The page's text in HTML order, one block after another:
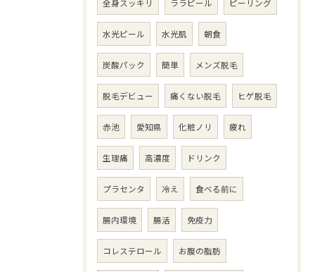
全身スッキリ ララピール ピーリング
水光ピール 水光肌 朝食
炭酸パック 簡単 メンズ脱毛
脱毛デビュー 痛くない脱毛 ヒゲ脱毛
赤池 愛知県 化粧ノリ 疲れ
生理痛 高濃度 ドリンク
プラセンタ 冷え 食べる前に
腸内環境 腸活 免疫力
コレステロール お腹の脂肪